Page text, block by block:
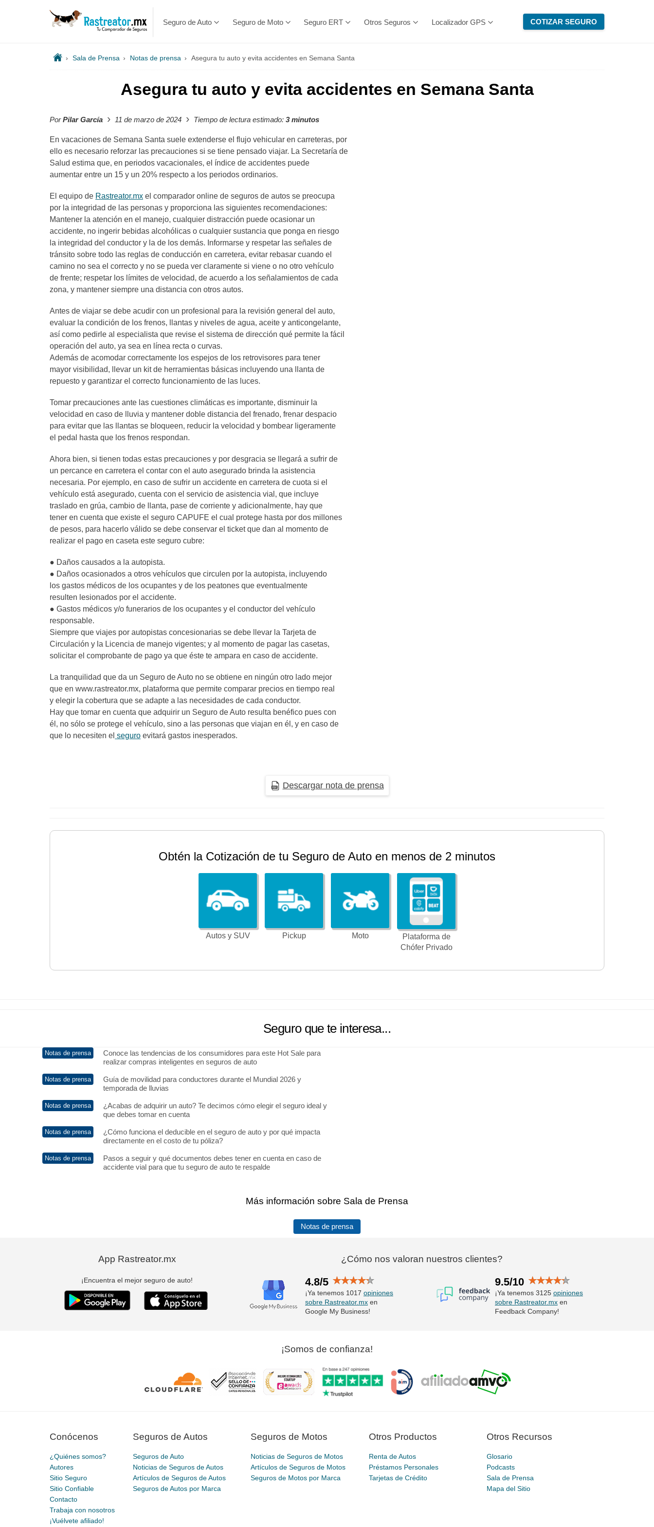
Seguro de Auto Seguro de Moto Seguro ERT Otros Seguros Localizador GPS COTIZAR SEGURO
› Sala de Prensa › Notas de prensa › Asegura tu auto y evita accidentes en Semana Santa
Asegura tu auto y evita accidentes en Semana Santa
PorPilar García › 11 de marzo de 2024 › Tiempo de lectura estimado: 3 minutos
En vacaciones de Semana Santa suele extenderse el flujo vehicular en carreteras, por
ello es necesario reforzar las precauciones si se tiene pensado viajar. La Secretaría de
Salud estima que, en periodos vacacionales, el índice de accidentes puede
aumentar entre un 15 y un 20% respecto a los periodos ordinarios.
El equipo de Rastreator.mx el comparador online de seguros de autos se preocupa
por la integridad de las personas y proporciona las siguientes recomendaciones:
Mantener la atención en el manejo, cualquier distracción puede ocasionar un
accidente, no ingerir bebidas alcohólicas o cualquier sustancia que ponga en riesgo
la integridad del conductor y la de los demás. Informarse y respetar las señales de
tránsito sobre todo las reglas de conducción en carretera, evitar rebasar cuando el
camino no sea el correcto y no se pueda ver claramente si viene o no otro vehículo
de frente; respetar los límites de velocidad, de acuerdo a los señalamientos de cada
zona, y mantener siempre una distancia con otros autos.
Antes de viajar se debe acudir con un profesional para la revisión general del auto,
evaluar la condición de los frenos, llantas y niveles de agua, aceite y anticongelante,
así como pedirle al especialista que revise el sistema de dirección qué permite la fácil
operación del auto, ya sea en línea recta o curvas.
Además de acomodar correctamente los espejos de los retrovisores para tener
mayor visibilidad, llevar un kit de herramientas básicas incluyendo una llanta de
repuesto y garantizar el correcto funcionamiento de las luces.
Tomar precauciones ante las cuestiones climáticas es importante, disminuir la
velocidad en caso de lluvia y mantener doble distancia del frenado, frenar despacio
para evitar que las llantas se bloqueen, reducir la velocidad y bombear ligeramente
el pedal hasta que los frenos respondan.
Ahora bien, si tienen todas estas precauciones y por desgracia se llegará a sufrir de
un percance en carretera el contar con el auto asegurado brinda la asistencia
necesaria. Por ejemplo, en caso de sufrir un accidente en carretera de cuota si el
vehículo está asegurado, cuenta con el servicio de asistencia vial, que incluye
traslado en grúa, cambio de llanta, pase de corriente y adicionalmente, hay que
tener en cuenta que existe el seguro CAPUFE el cual protege hasta por dos millones
de pesos, para hacerlo válido se debe conservar el ticket que dan al momento de
realizar el pago en caseta este seguro cubre:
● Daños causados a la autopista.
● Daños ocasionados a otros vehículos que circulen por la autopista, incluyendo
los gastos médicos de los ocupantes y de los peatones que eventualmente
resulten lesionados por el accidente.
● Gastos médicos y/o funerarios de los ocupantes y el conductor del vehículo
responsable.
Siempre que viajes por autopistas concesionarias se debe llevar la Tarjeta de
Circulación y la Licencia de manejo vigentes; y al momento de pagar las casetas,
solicitar el comprobante de pago ya que éste te ampara en caso de accidente.
La tranquilidad que da un Seguro de Auto no se obtiene en ningún otro lado mejor
que en www.rastreator.mx, plataforma que permite comparar precios en tiempo real
y elegir la cobertura que se adapte a las necesidades de cada conductor.
Hay que tomar en cuenta que adquirir un Seguro de Auto resulta benéfico pues con
él, no sólo se protege el vehículo, sino a las personas que viajan en él, y en caso de
que lo necesiten el seguro evitará gastos inesperados.
Descargar nota de prensa
Obtén la Cotización de tu Seguro de Auto en menos de 2 minutos
Autos y SUV Pickup Moto
Plataforma de
Chófer Privado
Seguro que te interesa...
Conoce las tendencias de los consumidores para este Hot Sale para
realizar compras inteligentes en seguros de auto
Guía de movilidad para conductores durante el Mundial 2026 y
temporada de lluvias
¿Acabas de adquirir un auto? Te decimos cómo elegir el seguro ideal y
que debes tomar en cuenta
¿Cómo funciona el deducible en el seguro de auto y por qué impacta
directamente en el costo de tu póliza?
Pasos a seguir y qué documentos debes tener en cuenta en caso de
accidente vial para que tu seguro de auto te respalde
Más información sobre Sala de Prensa
Notas de prensa
App Rastreator.mx
¡Encuentra el mejor seguro de auto!
¿Cómo nos valoran nuestros clientes?
4.8/5
¡Ya tenemos 1017 opiniones
sobre Rastreator.mxen
Google My Business!
9.5/10
¡Ya tenemos 3125 opiniones
sobre Rastreator.mxen
Feedback Company!
¡Somos de confianza!
Conócenos
¿Quiénes somos?
Autores
Sitio Seguro
Sitio Confiable
Contacto
Trabaja con nosotros
¡Vuélvete afiliado!
Seguros de Autos
Seguros de Auto
Noticias de Seguros de Autos
Artículos de Seguros de Autos
Seguros de Autos por Marca
Seguros de Motos
Noticias de Seguros de Motos
Artículos de Seguros de Motos
Seguros de Motos por Marca
Otros Productos
Renta de Autos
Préstamos Personales
Tarjetas de Crédito
Otros Recursos
Glosario
Podcasts
Sala de Prensa
Mapa del Sitio